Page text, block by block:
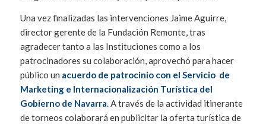
Una vez finalizadas las intervenciones Jaime Aguirre,
director gerente de la Fundación Remonte, tras
agradecer tanto a las Instituciones como a los
patrocinadores su colaboración, aprovechó para hacer
público un acuerdo de patrocinio con el Servicio de
Marketing e Internacionalización Turística del
Gobierno de Navarra. A través de la actividad itinerante
de torneos colaborará en publicitar la oferta turística de